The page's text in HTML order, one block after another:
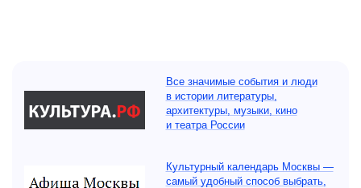
Все значимые события и люди
в истории литературы,
архитектуры, музыки, кино
и театра России
Культурный календарь Москвы —
самый удобный способ выбрать,